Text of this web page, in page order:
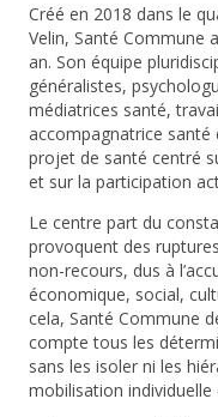
Créé en 2018 dans le
Velin, Santé Commune
an. Son équipe
généralistes,
médiatrices santé,
accompagnatrice santé
projet de santé centré
et sur la participation
Le centre part du
provoquent des
non-recours, dus à
économique, social,
cela, Santé Commune
compte tous les
sans les isoler ni les
mobilisation